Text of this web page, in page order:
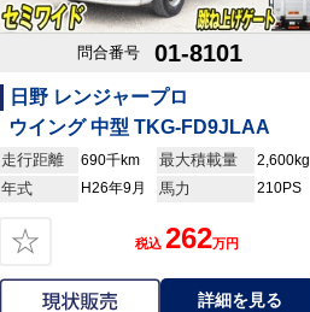
問合番号 01-8101
日野 レンジャープロ
ウイング 中型 TKG-FD9JLAA
走行距離 690千km 最大積載量 2,600kg
年式 H26年9月 馬力 210PS
☆ 税込 262万円
詳細を見る